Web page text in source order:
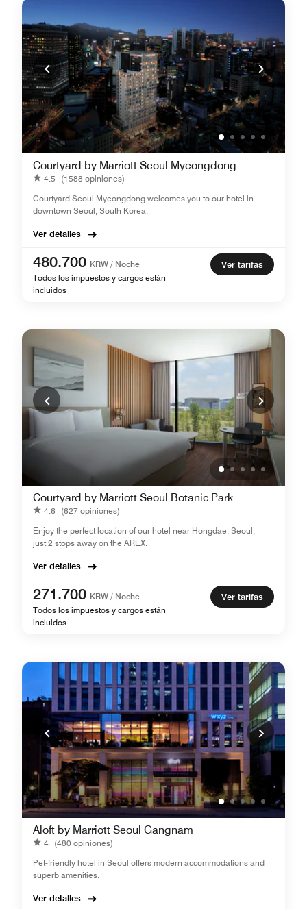
Courtyard by Marriott Seoul Myeongdong
4.5
(1588 opiniones)
Courtyard Seoul Myeongdong welcomes you to our hotel in
downtown Seoul, South Korea.
Ver detalles
480.700 KRW / Noche
Todos los impuestos y cargos están
incluidos
Ver tarifas
Courtyard by Marriott Seoul Botanic Park
4.6 (627 opiniones)
Enjoy the perfect location of our hotel near Hongdae, Seoul,
just 2 stops away on the AREX.
Ver detalles
271.700 KRW / Noche
Todos los impuestos y cargos están
incluidos
Ver tarifas
Aloft by Marriott Seoul Gangnam
4 (480 opiniones)
Pet-friendly hotel in Seoul offers modern accommodations and
superb amenities.
Ver detalles